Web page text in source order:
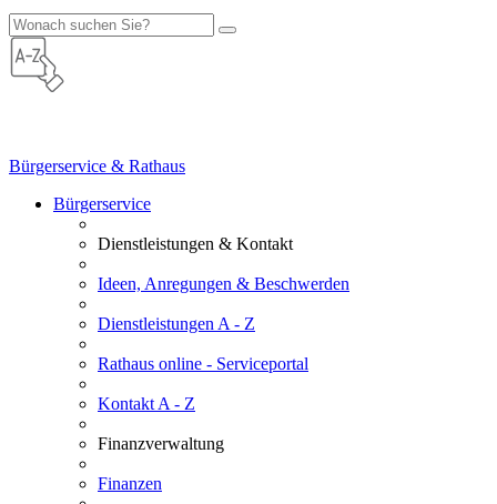
Bürgerservice & Rathaus
Bürgerservice
Dienstleistungen & Kontakt
Ideen, Anregungen & Beschwerden
Dienstleistungen A - Z
Rathaus online - Serviceportal
Kontakt A - Z
Finanzverwaltung
Finanzen